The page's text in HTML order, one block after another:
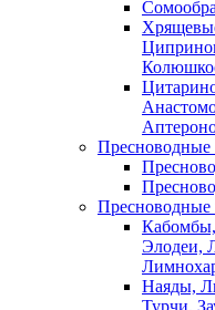
Пресноводные
Пресноводные
Элодеи,
Наяды,
Турчи,